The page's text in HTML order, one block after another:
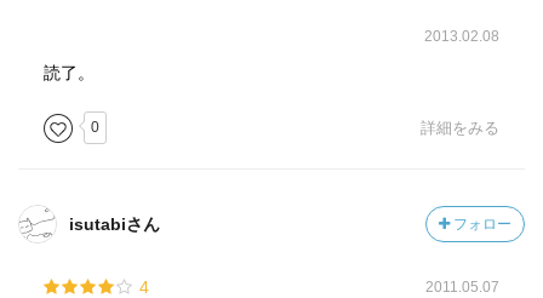
2013.02.08
読了。
0 詳細をみる
isutabiさん フォロー
4 2011.05.07